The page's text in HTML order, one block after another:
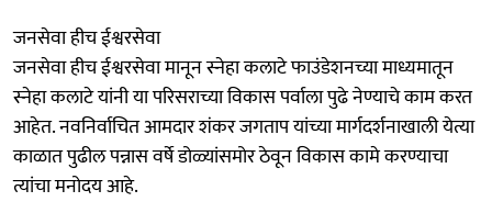
जनसेवा हीच ईश्वरसेवा
जनसेवा हीच ईश्वरसेवा मानून स्नेहा कलाटे फाउंडेशनच्या माध्यमातून
स्नेहा कलाटे यांनी या परिसराच्या विकास पर्वाला पुढे नेण्याचे काम करत
आहेत. नवनिर्वाचित आमदार शंकर जगताप यांच्या मार्गदर्शनाखाली येत्या
काळात पुढील पन्नास वर्षे डोळ्यांसमोर ठेवून विकास कामे करण्याचा
त्यांचा मनोदय आहे.